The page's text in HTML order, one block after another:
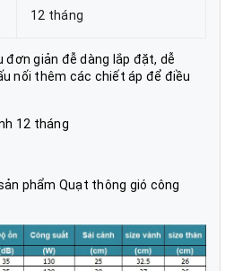
12 tháng
giản đễ dàng lắp đặt, dễ
nối thêm các chiết áp để điều
12 tháng
phẩm Quạt thông gió công